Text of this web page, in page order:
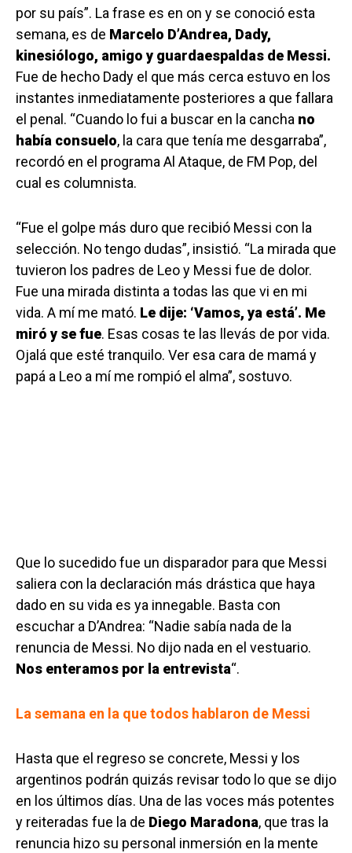
por su país”. La frase es en on y se conoció esta
semana, es de Marcelo D’Andrea, Dady,
kinesiólogo, amigo y guardaespaldas de Messi.
Fue de hecho Dady el que más cerca estuvo en los
instantes inmediatamente posteriores a que fallara
el penal. “Cuando lo fui a buscar en la cancha no
había consuelo, la cara que tenía me desgarraba”,
recordó en el programa Al Ataque, de FM Pop, del
cual es columnista.
“Fue el golpe más duro que recibió Messi con la
selección. No tengo dudas”, insistió. “La mirada que
tuvieron los padres de Leo y Messi fue de dolor.
Fue una mirada distinta a todas las que vi en mi
vida. A mí me mató. Le dije: ‘Vamos, ya está’. Me
miró y se fue. Esas cosas te las llevás de por vida.
Ojalá que esté tranquilo. Ver esa cara de mamá y
papá a Leo a mí me rompió el alma”, sostuvo.
Que lo sucedido fue un disparador para que Messi
saliera con la declaración más drástica que haya
dado en su vida es ya innegable. Basta con
escuchar a D’Andrea: “Nadie sabía nada de la
renuncia de Messi. No dijo nada en el vestuario.
Nos enteramos por la entrevista“.
La semana en la que todos hablaron de Messi
Hasta que el regreso se concrete, Messi y los
argentinos podrán quizás revisar todo lo que se dijo
en los últimos días. Una de las voces más potentes
y reiteradas fue la de Diego Maradona, que tras la
renuncia hizo su personal inmersión en la mente